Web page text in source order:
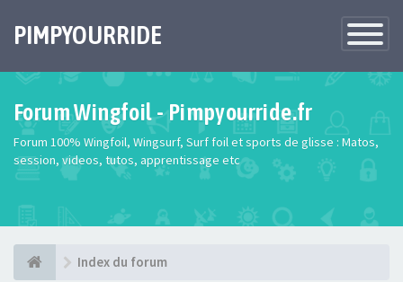
Toggle
PIMPYOURRIDE
Forum Wingfoil - Pimpyourride.fr
Forum 100% Wingfoil, Wingsurf, Surf foil et sports de glisse : Matos,
session, videos, tutos, apprentissage etc
Index du forum